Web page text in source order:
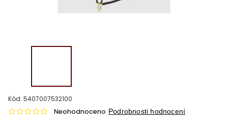
Kód: 5407007532100
Neohodnoceno Podrobnosti hodnocení